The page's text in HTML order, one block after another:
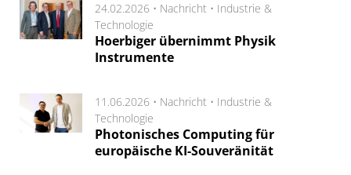
24.02.2026 • Nachricht • Industrie &
Technologie
Hoerbiger übernimmt Physik
Instrumente
11.06.2026 • Nachricht • Industrie &
Technologie
Photonisches Computing für
europäische KI-Souveränität